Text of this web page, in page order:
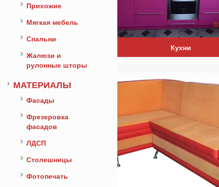
Прихожие
Мягкая мебель
Спальни
Жалюзи и
рулонные шторы
МАТЕРИАЛЫ
Фасады
Фрезеровка
фасадов
ЛДСП
Столешницы
Фотопечать
Кухни